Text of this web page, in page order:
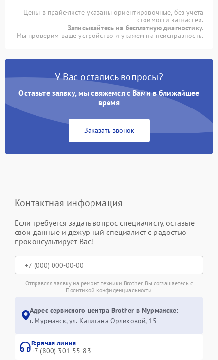
Цены в прайс-листе указаны ориентировочные, без учета
стоимости запчастей.
Записывайтесь на бесплатную диагностику.
Мы проверим ваше устройство и укажем на неисправность.
У Вас остались вопросы?
Оставьте заявку, мы свяжемся с Вами в ближайшее
время
Заказать звонок
Контактная информация
Если требуется задать вопрос специалисту, оставьте
свои данные и дежурный специалист с радостью
проконсультирует Вас!
Отправляя заявку на ремонт техники Brother, Вы соглашаетесь с
Политикой конфиденциальности
Адрес сервисного центра Brother в Мурманске:
г. Мурманск, ул. Капитана Орликовой, 15
Горячая линия
+7 (800) 301-55-83